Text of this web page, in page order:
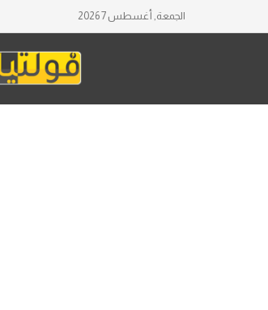
الجمعة, أغسطس 7 2026